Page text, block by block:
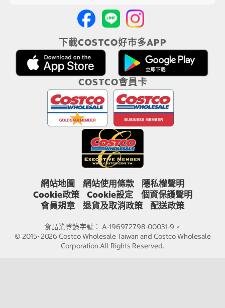
下載COSTCO好市多APP
COSTCO會員卡
網站地圖 網站使用條款
隱私權聲明
Cookie政策
Cookie設定
個資保護聲明
會員規章
退貨及取消政策 配送政策
食品業登錄字號： A-196972798-00031-9。
© 2015~2026 Costco Wholesale Taiwan and Costco Wholesale
Corporation.All Rights Reserved.